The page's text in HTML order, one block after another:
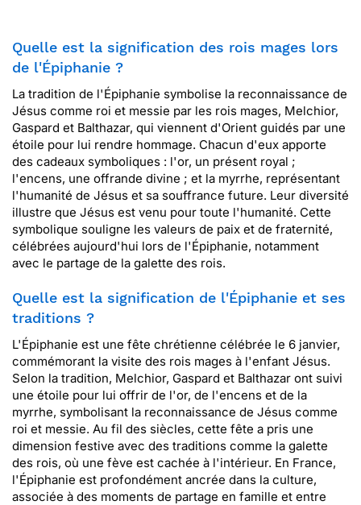
Quelle est la signification des rois mages lors
de l'Épiphanie ?
La tradition de l'Épiphanie symbolise la reconnaissance de
Jésus comme roi et messie par les rois mages, Melchior,
Gaspard et Balthazar, qui viennent d'Orient guidés par une
étoile pour lui rendre hommage. Chacun d'eux apporte
des cadeaux symboliques : l'or, un présent royal ;
l'encens, une offrande divine ; et la myrrhe, représentant
l'humanité de Jésus et sa souffrance future. Leur diversité
illustre que Jésus est venu pour toute l'humanité. Cette
symbolique souligne les valeurs de paix et de fraternité,
célébrées aujourd'hui lors de l'Épiphanie, notamment
avec le partage de la galette des rois.
Quelle est la signification de l'Épiphanie et ses
traditions ?
L'Épiphanie est une fête chrétienne célébrée le 6 janvier,
commémorant la visite des rois mages à l'enfant Jésus.
Selon la tradition, Melchior, Gaspard et Balthazar ont suivi
une étoile pour lui offrir de l'or, de l'encens et de la
myrrhe, symbolisant la reconnaissance de Jésus comme
roi et messie. Au fil des siècles, cette fête a pris une
dimension festive avec des traditions comme la galette
des rois, où une fève est cachée à l'intérieur. En France,
l'Épiphanie est profondément ancrée dans la culture,
associée à des moments de partage en famille et entre